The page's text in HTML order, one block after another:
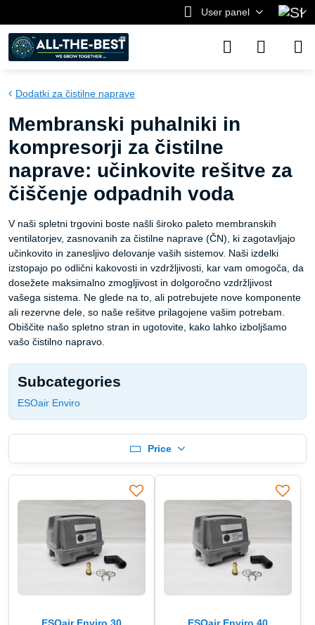
User panel
Dodatki za čistilne naprave
Membranski puhalniki in
kompresorji za čistilne
naprave: učinkovite rešitve za
čiščenje odpadnih voda
V naši spletni trgovini boste našli široko paleto membranskih
ventilatorjev, zasnovanih za čistilne naprave (ČN), ki zagotavljajo
učinkovito in zanesljivo delovanje vaših sistemov. Naši izdelki
izstopajo po odlični kakovosti in vzdržljivosti, kar vam omogoča, da
dosežete maksimalno zmogljivost in dolgoročno vzdržljivost
vašega sistema. Ne glede na to, ali potrebujete nove komponente
ali rezervne dele, so naše rešitve prilagojene vašim potrebam.
Obiščite našo spletno stran in ugotovite, kako lahko izboljšamo
vašo čistilno napravo.
Subcategories
ESOair Enviro
Price